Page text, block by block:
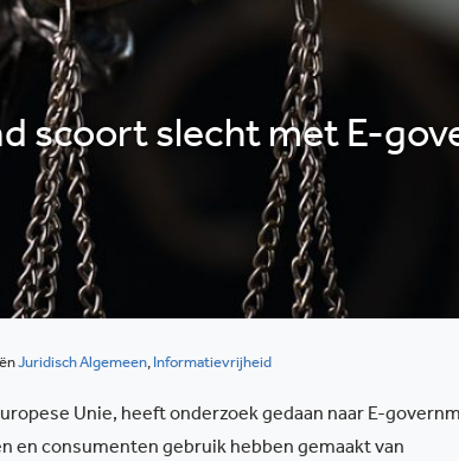
scoort slecht met E-
Juridisch Algemeen, Informatievrijheid
Unie, heeft onderzoek gedaan naar E-
en consumenten gebruik hebben gemaakt van